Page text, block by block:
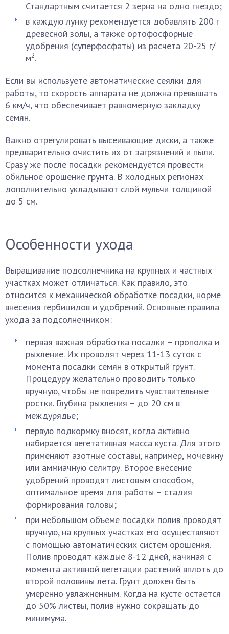
Стандартным считается 2 зерна на одно гнездо;
в каждую лунку рекомендуется добавлять 200 г
древесной золы, а также ортофосфорные
удобрения (суперфосфаты) из расчета 20-25 г/
м2.
Если вы используете автоматические сеялки для
работы, то скорость аппарата не должна превышать
6 км/ч, что обеспечивает равномерную закладку
семян.
Важно отрегулировать высеивающие диски, а также
предварительно очистить их от загрязнений и пыли.
Сразу же после посадки рекомендуется провести
обильное орошение грунта. В холодных регионах
дополнительно укладывают слой мульчи толщиной
до 5 см.
Особенности ухода
Выращивание подсолнечника на крупных и частных
участках может отличаться. Как правило, это
относится к механической обработке посадки, норме
внесения гербицидов и удобрений. Основные правила
ухода за подсолнечником:
первая важная обработка посадки – прополка и
рыхление. Их проводят через 11-13 суток с
момента посадки семян в открытый грунт.
Процедуру желательно проводить только
вручную, чтобы не повредить чувствительные
ростки. Глубина рыхления – до 20 см в
междурядье;
первую подкормку вносят, когда активно
набирается вегетативная масса куста. Для этого
применяют азотные составы, например, мочевину
или аммиачную селитру. Второе внесение
удобрений проводят листовым способом,
оптимальное время для работы – стадия
формирования головы;
при небольшом объеме посадки полив проводят
вручную, на крупных участках его осуществляют
с помощью автоматических систем орошения.
Полив проводят каждые 8-12 дней, начиная с
момента активной вегетации растений вплоть до
второй половины лета. Грунт должен быть
умеренно увлажненным. Когда на кусте остается
до 50% листвы, полив нужно сокращать до
минимума.